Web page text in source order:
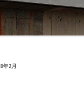
年2月